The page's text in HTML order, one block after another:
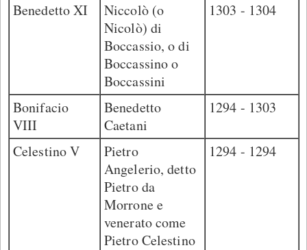
Benedetto XI
Niccolò (o
Nicolò) di
Boccassio, o di
Boccassino o
Boccassini
1303 - 1304
Bonifacio
VIII
Benedetto
Caetani
1294 - 1303
Celestino V
Pietro
Angelerio, detto
Pietro da
Morrone e
venerato come
Pietro Celestino
1294 - 1294